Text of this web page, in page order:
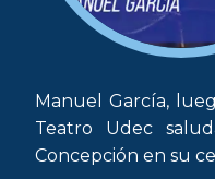
Manuel García,
Teatro Udec
Concepción en su